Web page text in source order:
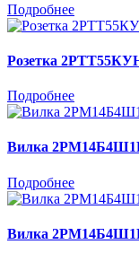
Подробнее
Розетка
Подробнее
Вилка
Подробнее
Вилка